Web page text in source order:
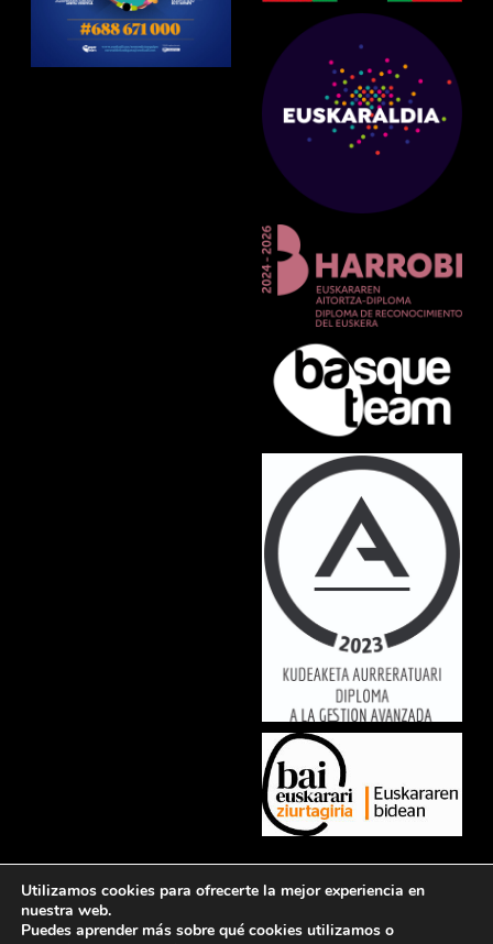
luctus nec ullamcorper mattis, pulvinar dapibus leo.
Utilizamos cookies para ofrecerte la mejor experiencia en
nuestra web.
Puedes aprender más sobre qué cookies utilizamos o